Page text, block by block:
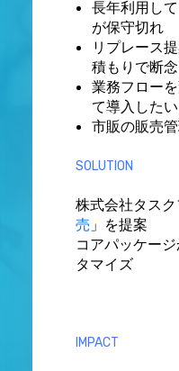
長年利用し
が保守切れ
リプレース
積もりで断念
業務フロー
て導入したい
市販の販売
SOLUTION
株式会社タス
売 」を提案
コアパッケー
タマイズ
IMPACT